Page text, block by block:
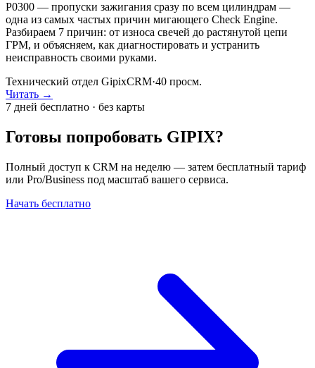
P0300 — пропуски зажигания сразу по всем цилиндрам —
одна из самых частых причин мигающего Check Engine.
Разбираем 7 причин: от износа свечей до растянутой цепи
ГРМ, и объясняем, как диагностировать и устранить
неисправность своими руками.
Технический отдел GipixCRM·40 просм.
Читать →
7 дней бесплатно · без карты
Готовы попробовать GIPIX?
Полный доступ к CRM на неделю — затем бесплатный тариф
или Pro/Business под масштаб вашего сервиса.
Начать бесплатно